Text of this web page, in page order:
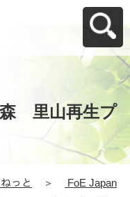
里山再生プ
っと ＞
FoE Japan